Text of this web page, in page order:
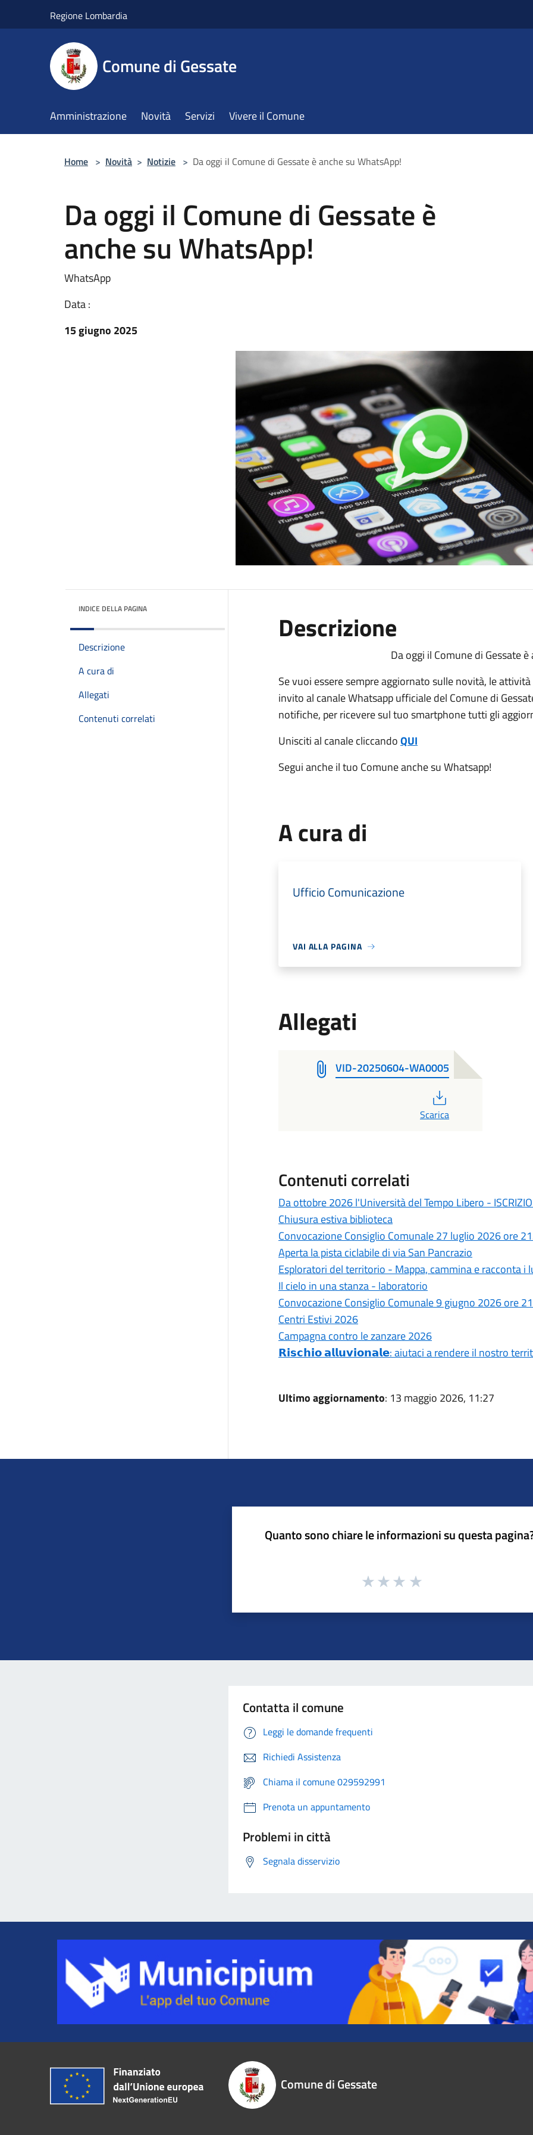
Regione Lombardia
Comune di Gessate
Amministrazione Novità Servizi Vivere il Comune
Home > Novità > Notizie > Da oggi il Comune di Gessate è anche su WhatsApp!
Da oggi il Comune di Gessate è
anche su WhatsApp!
WhatsApp
Data :
15 giugno 2025
INDICE DELLA PAGINA
Descrizione
A cura di
Allegati
Contenuti correlati
Descrizione
Da oggi il Comune di Gessate
Se vuoi essere sempre aggiornato sulle novità, le
invito al canale Whatsapp ufficiale del Comune di
notifiche, per ricevere sul tuo smartphone tutti gli
Unisciti al canale cliccandoQUI
Segui anche il tuo Comune anche su Whatsapp!
A cura di
Ufficio Comunicazione
VAI ALLA PAGINA
Allegati
VID-20250604-WA0005
Scarica
Contenuti correlati
Da ottobre 2026 l'Università del Tempo Libero -
Chiusura estiva biblioteca
Convocazione Consiglio Comunale 27 luglio 2026 ore
Aperta la pista ciclabile di via San Pancrazio
Esploratori del territorio - Mappa, cammina e racconta
Il cielo in una stanza - laboratorio
Convocazione Consiglio Comunale 9 giugno 2026 ore
Centri Estivi 2026
Campagna contro le zanzare 2026
𝗥𝗶𝘀𝗰𝗵𝗶𝗼 𝗮𝗹𝗹𝘂𝘃𝗶𝗼𝗻𝗮𝗹𝗲: aiutaci a rendere il nostro
Ultimo aggiornamento: 13 maggio 2026, 11:27
Quanto sono chiare le informazioni su questa
Contatta il comune
Leggi le domande frequenti
Richiedi Assistenza
Chiama il comune 029592991
Prenota un appuntamento
Problemi in città
Segnala disservizio
Comune di Gessate